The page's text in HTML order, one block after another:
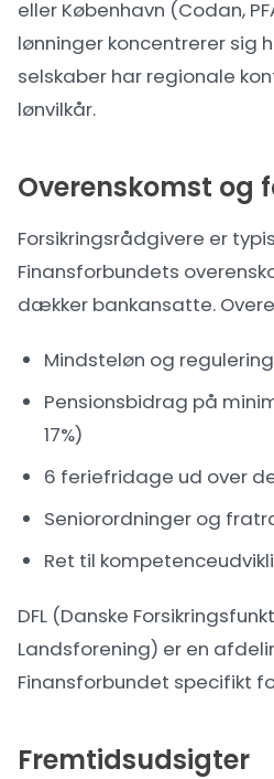
eller København (Codan,
lønninger koncentrerer sig
selskaber har regionale
lønvilkår.
Overenskomst og
Forsikringsrådgivere er
Finansforbundets
dækker bankansatte.
Mindsteløn og regulering
Pensionsbidrag på
17%)
6 feriefridage ud over
Seniorordninger og
Ret til
DFL (Danske
Landsforening) er en
Finansforbundet specifikt
Fremtidsudsigter